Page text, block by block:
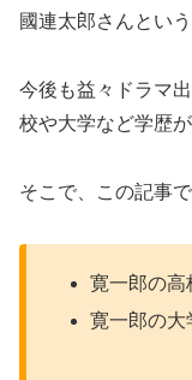
國連太郎さんという
今後も益々ドラマ
校や大学など学歴
そこで、この記事
寛一郎の高
寛一郎の大